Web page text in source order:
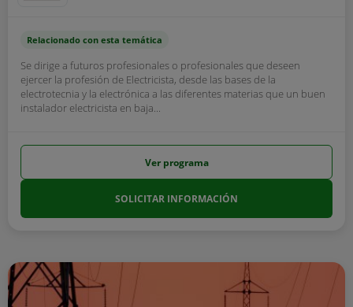
Relacionado con esta temática
Se dirige a futuros profesionales o profesionales que deseen
ejercer la profesión de Electricista, desde las bases de la
electrotecnia y la electrónica a las diferentes materias que un buen
instalador electricista en baja...
Ver programa
SOLICITAR INFORMACIÓN